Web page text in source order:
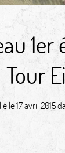
1er
Tour
le17 avril 2015